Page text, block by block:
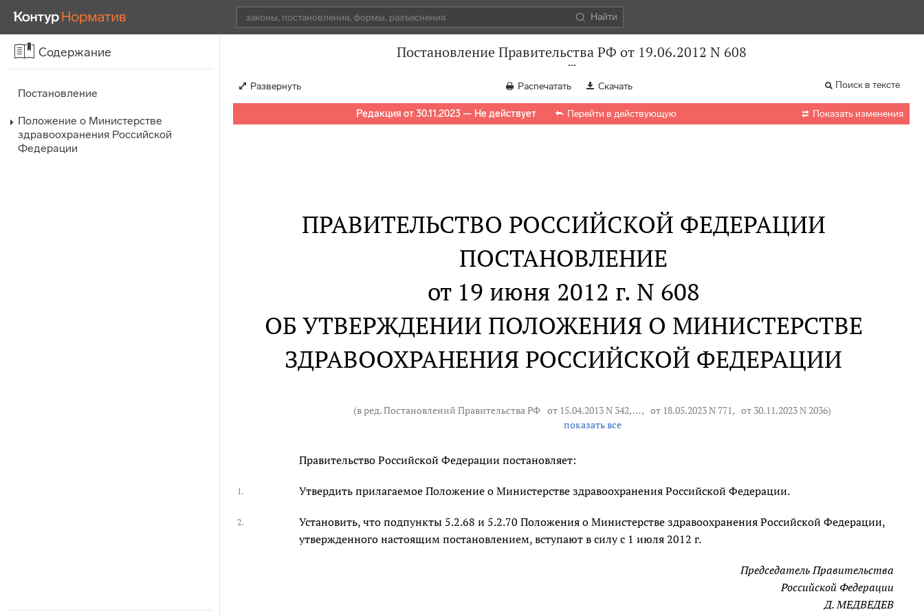
Найти
Содержание
Постановление
Положение о Министерстве
здравоохранения Российской
Федерации
Постановление Правительства РФ от 19.06.2012 N 608
Развернуть Распечатать Скачать Поиск в тексте
Редакция от 30.11.2023 — Не действует Перейти в действующую  Показать изменения
ПРАВИТЕЛЬСТВО РОССИЙСКОЙ ФЕДЕРАЦИИ
ПОСТАНОВЛЕНИЕ
от 19 июня 2012 г. N 608
ОБ УТВЕРЖДЕНИИ ПОЛОЖЕНИЯ О МИНИСТЕРСТВЕ
ЗДРАВООХРАНЕНИЯ РОССИЙСКОЙ ФЕДЕРАЦИИ
(в ред. Постановлений Правительства РФ от 15.04.2013 N 342, … , от 18.05.2023 N 771, от 30.11.2023 N 2036)
показать все
Правительство Российской Федерации постановляет:
1. Утвердить прилагаемое Положение о Министерстве здравоохранения Российской Федерации.
2.
Установить, что подпункты 5.2.68 и 5.2.70 Положения о Министерстве здравоохранения Российской Федерации,
утвержденного настоящим постановлением, вступают в силу с 1 июля 2012 г.
Председатель Правительства
Российской Федерации
Д. МЕДВЕДЕВ